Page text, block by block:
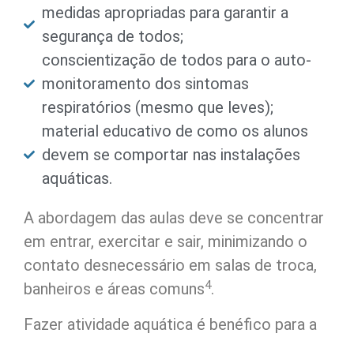
medidas apropriadas para garantir a
segurança de todos;
conscientização de todos para o auto-
monitoramento dos sintomas
respiratórios (mesmo que leves);
material educativo de como os alunos
devem se comportar nas instalações
aquáticas.
A abordagem das aulas deve se concentrar
em entrar, exercitar e sair, minimizando o
contato desnecessário em salas de troca,
banheiros e áreas comuns4.
Fazer atividade aquática é benéfico para a